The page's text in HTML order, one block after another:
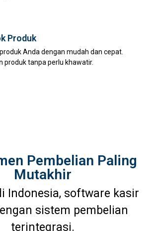
Produk
Anda dengan mudah dan cepat.
produk tanpa perlu khawatir.
Pembelian Paling
Mutakhir
Indonesia, software kasir
sistem pembelian
terintegrasi.